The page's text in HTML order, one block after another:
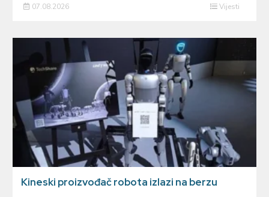
07.08.2026 Vijesti
Kineski proizvođač robota izlazi na berzu